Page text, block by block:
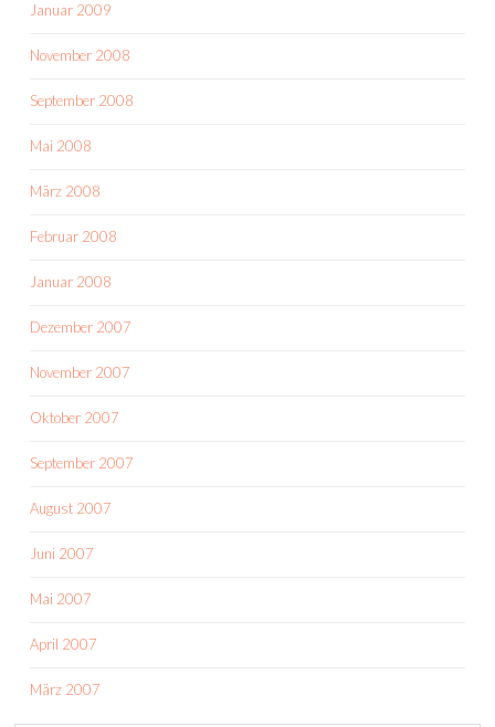
Januar 2009
November 2008
September 2008
Mai 2008
März 2008
Februar 2008
Januar 2008
Dezember 2007
November 2007
Oktober 2007
September 2007
August 2007
Juni 2007
Mai 2007
April 2007
März 2007